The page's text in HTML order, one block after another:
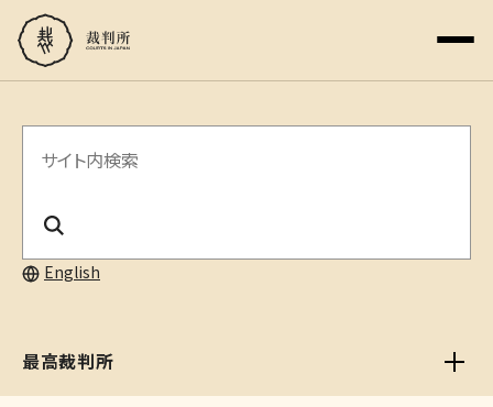
English
サ
内
索
最高裁判所